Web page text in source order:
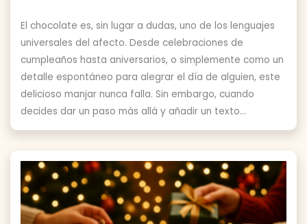
El chocolate es, sin lugar a dudas, uno de los lenguajes
universales del afecto. Desde celebraciones de
cumpleaños hasta aniversarios, o simplemente como un
detalle espontáneo para alegrar el día de alguien, este
delicioso manjar nunca falla. Sin embargo, cuando
decides dar un paso más allá y añadir un texto...